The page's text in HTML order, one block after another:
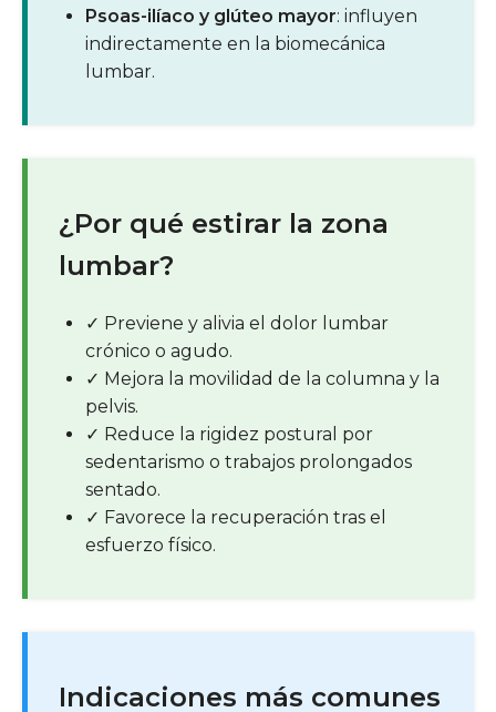
Psoas-ilíaco y glúteo mayor: influyen
indirectamente en la biomecánica
lumbar.
¿Por qué estirar la zona
lumbar?
✓ Previene y alivia el dolor lumbar
crónico o agudo.
✓ Mejora la movilidad de la columna y la
pelvis.
✓ Reduce la rigidez postural por
sedentarismo o trabajos prolongados
sentado.
✓ Favorece la recuperación tras el
esfuerzo físico.
Indicaciones más comunes